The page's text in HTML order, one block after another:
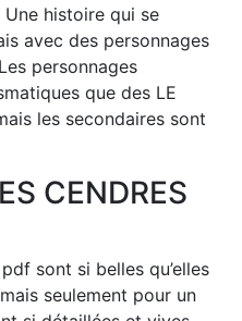
histoire qui se
avec des personnages
personnages
que des LE
les secondaires sont
CENDRES
sont si belles qu’elles
seulement pour un